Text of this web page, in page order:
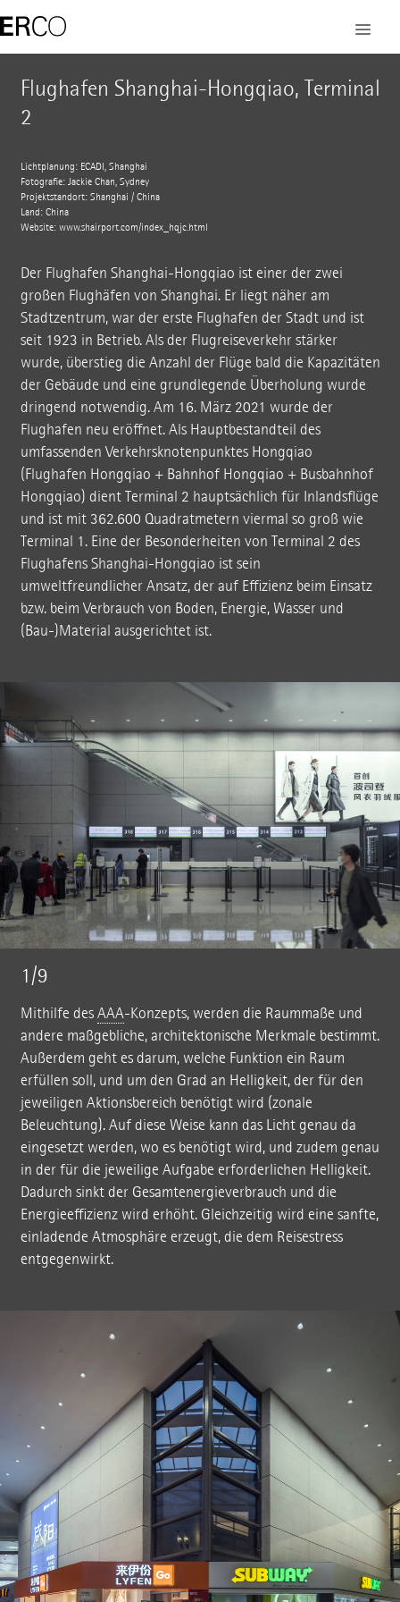
Flughafen Shanghai-Hongqiao, Terminal
2
Lichtplanung: ECADI, Shanghai
Fotografie: Jackie Chan, Sydney
Projektstandort: Shanghai / China
Land: China
Website: www.shairport.com/index_hqjc.html
Der Flughafen Shanghai-Hongqiao ist einer der zwei
großen Flughäfen von Shanghai. Er liegt näher am
Stadtzentrum, war der erste Flughafen der Stadt und ist
seit 1923 in Betrieb. Als der Flugreiseverkehr stärker
wurde, überstieg die Anzahl der Flüge bald die Kapazitäten
der Gebäude und eine grundlegende Überholung wurde
dringend notwendig. Am 16. März 2021 wurde der
Flughafen neu eröffnet. Als Hauptbestandteil des
umfassenden Verkehrsknotenpunktes Hongqiao
(Flughafen Hongqiao + Bahnhof Hongqiao + Busbahnhof
Hongqiao) dient Terminal 2 hauptsächlich für Inlandsflüge
und ist mit 362.600 Quadratmetern viermal so groß wie
Terminal 1. Eine der Besonderheiten von Terminal 2 des
Flughafens Shanghai-Hongqiao ist sein
umweltfreundlicher Ansatz, der auf Effizienz beim Einsatz
bzw. beim Verbrauch von Boden, Energie, Wasser und
(Bau-)Material ausgerichtet ist.
1/9
Mithilfe desAAA-Konzepts, werden die Raummaße und
andere maßgebliche, architektonische Merkmale bestimmt.
Außerdem geht es darum, welche Funktion ein Raum
erfüllen soll, und um den Grad an Helligkeit, der für den
jeweiligen Aktionsbereich benötigt wird (zonale
Beleuchtung). Auf diese Weise kann das Licht genau da
eingesetzt werden, wo es benötigt wird, und zudem genau
in der für die jeweilige Aufgabe erforderlichen Helligkeit.
Dadurch sinkt der Gesamtenergieverbrauch und die
Energieeffizienz wird erhöht. Gleichzeitig wird eine sanfte,
einladende Atmosphäre erzeugt, die dem Reisestress
entgegenwirkt.